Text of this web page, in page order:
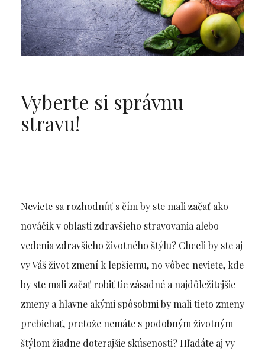
Vyberte si správnu
stravu!
Neviete sa rozhodnúť s čím by ste mali začať ako
nováčik v oblasti zdravšieho stravovania alebo
vedenia zdravšieho životného štýlu? Chceli by ste aj
vy Váš život zmení k lepšiemu, no vôbec neviete, kde
by ste mali začať robiť tie zásadné a najdôležitejšie
zmeny a hlavne akými spôsobmi by mali tieto zmeny
prebiehať, pretože nemáte s podobným životným
štýlom žiadne doterajšie skúsenosti? Hľadáte aj vy